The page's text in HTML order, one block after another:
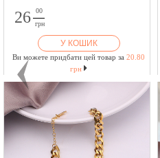
26
00
грн
У КОШИК
Ви можете придбати цей товар за 20.80
грн